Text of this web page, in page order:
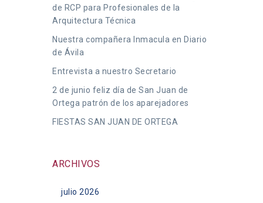
de RCP para Profesionales de la
Arquitectura Técnica
Nuestra compañera Inmacula en Diario
de Ávila
Entrevista a nuestro Secretario
2 de junio feliz día de San Juan de
Ortega patrón de los aparejadores
FIESTAS SAN JUAN DE ORTEGA
ARCHIVOS
julio 2026